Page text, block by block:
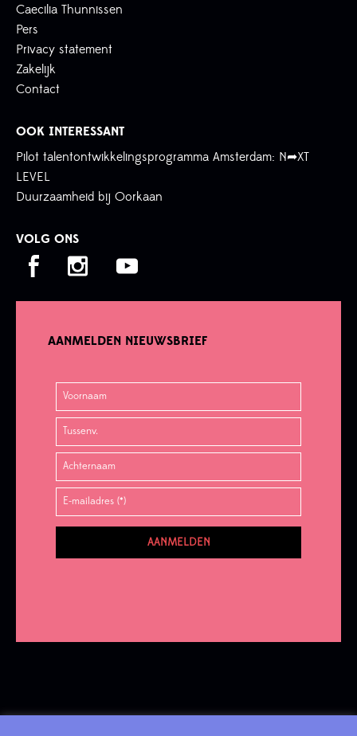
Caecilia Thunnissen
Pers
Privacy statement
Zakelijk
Contact
OOK INTERESSANT
Pilot talentontwikkelingsprogramma Amsterdam: N➦XT
LEVEL
Duurzaamheid bij Oorkaan
VOLG ONS
AANMELDEN NIEUWSBRIEF